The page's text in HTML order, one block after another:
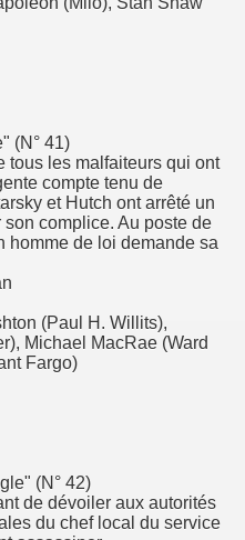
(N° 41)
tous les malfaiteurs qui ont
compte tenu de
et Hutch ont arrêté un
complice. Au poste de
homme de loi demande sa
(Paul H. Willits),
Michael MacRae (Ward
Fargo)
(N° 42)
de dévoiler aux autorités
du chef local du service